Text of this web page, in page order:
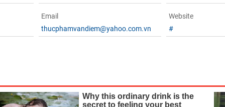
Email
thucphamvandiem@yahoo.com.vn
Website
#